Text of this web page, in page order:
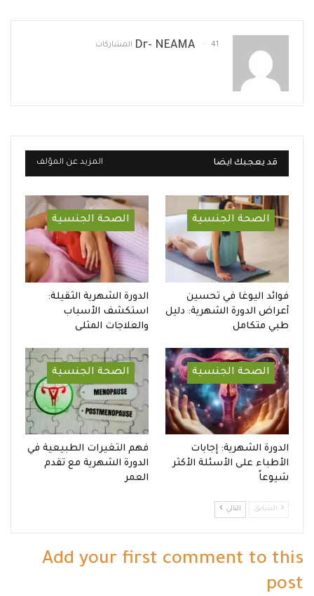
Dr- NEAMA 41 المشاركات
قد يعجبك ايضا المزيد عن المؤلف
الصحة الجنسية
فوائد اليوغا في تحسين
أعراض الدورة الشهرية: دليل
طبي متكامل
الصحة الجنسية
الدورة الشهرية الثقيلة:
استكشف الأسباب
والعلاجات المثلى
الصحة الجنسية
الدورة الشهرية: إجابات
الأطباء على الأسئلة الأكثر
شيوعاً
الصحة الجنسية
فهم التغيرات الطبيعية في
الدورة الشهرية مع تقدم
العمر
السابق التالي
Add your first comment to this
post